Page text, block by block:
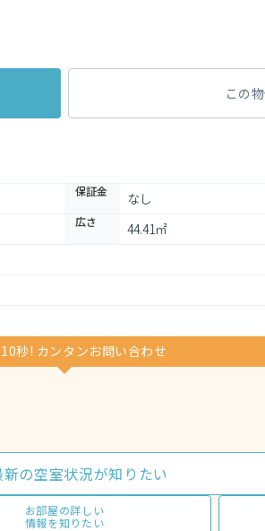
この
保証金 なし
広さ 44.41㎡
秒! カンタンお問い合わせ
新の空室状況が知りたい
お部屋の詳しい
情報を知りたい